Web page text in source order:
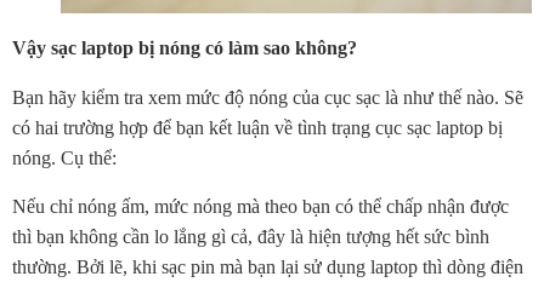
Vậy sạc laptop bị nóng có làm sao không?
Bạn hãy kiểm tra xem mức độ nóng của cục sạc là như thế nào. Sẽ
có hai trường hợp để bạn kết luận về tình trạng cục sạc laptop bị
nóng. Cụ thể:
Nếu chỉ nóng ấm, mức nóng mà theo bạn có thể chấp nhận được
thì bạn không cần lo lắng gì cả, đây là hiện tượng hết sức bình
thường. Bởi lẽ, khi sạc pin mà bạn lại sử dụng laptop thì dòng điện